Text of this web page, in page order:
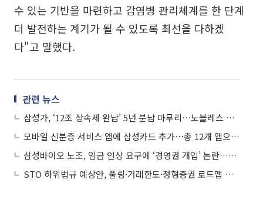
수 있는 기반을 마련하고 감염병 관리체계를 한 단계
더 발전하는 계기가 될 수 있도록 최선을 다하겠
다"고 말했다.
관련 뉴스
삼성가, ‘12조 상속세 완납’ 5년 분납 마무리…노블레스 오블리주 실천
모바일 신분증 서비스 앱에 삼성카드 추가⋯총 12개 앱으로 확대
삼성바이오 노조, 임금 인상 요구에 ‘경영권 개입’ 논란…갈등 격화
STO 하위법규 예상안, 풀링·거래한도·정형증권 로드맵 제시